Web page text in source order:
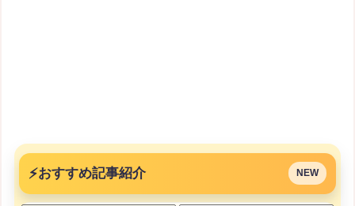
⚡おすすめ記事紹介 NEW